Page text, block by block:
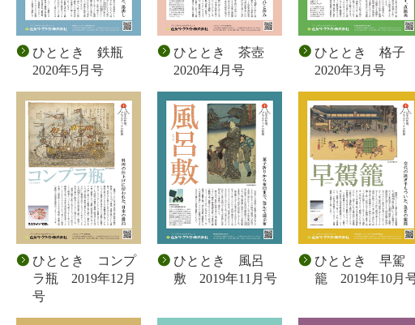
ひととき 鉄瓶
2020年5月号
ひととき 茶壺
2020年4月号
ひととき 格子
2020年3月号
ひととき コンプ
ラ瓶 2019年12月
号
ひととき 風呂
敷 2019年11月号
ひととき 早駕
籠 2019年10月